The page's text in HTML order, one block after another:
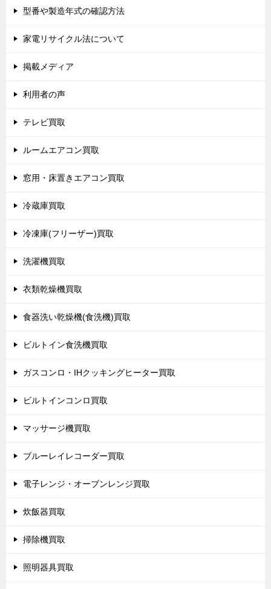
型番や製造年式の確認方法
家電リサイクル法について
掲載メディア
利用者の声
テレビ買取
ルームエアコン買取
窓用・床置きエアコン買取
冷蔵庫買取
冷凍庫(フリーザー)買取
洗濯機買取
衣類乾燥機買取
食器洗い乾燥機(食洗機)買取
ビルトイン食洗機買取
ガスコンロ・IHクッキングヒーター買取
ビルトインコンロ買取
マッサージ機買取
ブルーレイレコーダー買取
電子レンジ・オーブンレンジ買取
炊飯器買取
掃除機買取
照明器具買取